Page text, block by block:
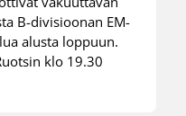
B-divisioonan EM-
alusta loppuun.
klo 19.30